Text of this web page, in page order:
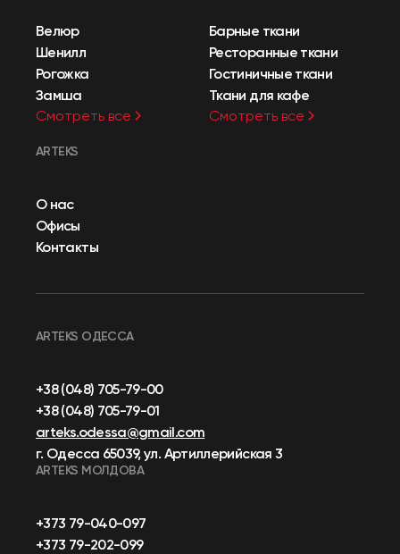
Велюр
Шенилл
Рогожка
Замша
Смотреть все
Барные ткани
Ресторанные ткани
Гостиничные ткани
Ткани для кафе
Смотреть все
ARTEKS
О нас
Офисы
Контакты
ARTEKS ОДЕССА
+38 (048) 705-79-00
+38 (048) 705-79-01
arteks.odessa@gmail.com
г. Одесса 65039, ул. Артиллерийская 3
ARTEKS МОЛДОВА
+373 79-040-097
+373 79-202-099